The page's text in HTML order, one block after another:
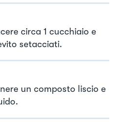
circa 1 cucchiaio e
setacciati.
un composto liscio e